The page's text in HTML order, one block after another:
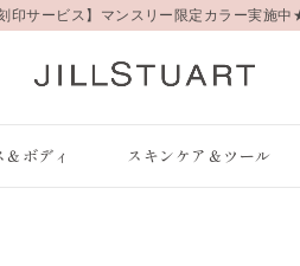
刻印サービス】マンスリー限定カラー実施
＆ボディ スキンケア＆ツール